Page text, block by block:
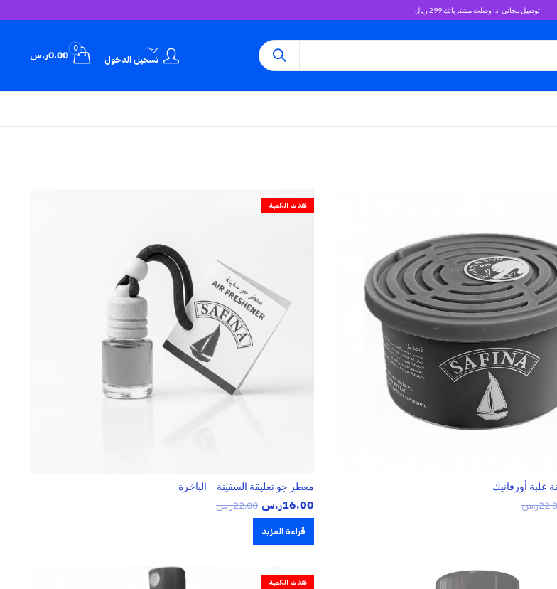
توصيل مجاني اذا وصلت مشترياتك 299 ريال
مرحبًا،
تسجيل الدخول
0
0.00ر.س
علبة أورقانيك
ر.س
نفذت الكمية
معطر جو تعليقة السفينة – الباخرة
16.00ر.س 22.00ر.س
قراءة المزيد
نفذت الكمية